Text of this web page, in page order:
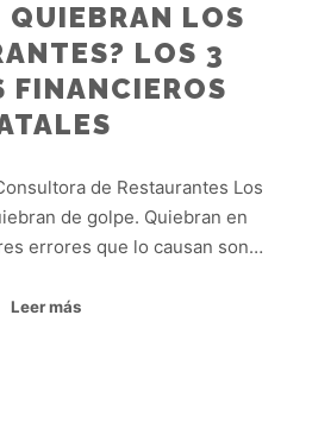
QUIEBRAN LOS
LOS 3
FINANCIEROS
de Restaurantes Los
de golpe. Quiebran en
errores que lo causan son…
Leer más